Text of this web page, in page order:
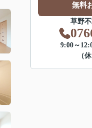
無料
草野
9:00～
（